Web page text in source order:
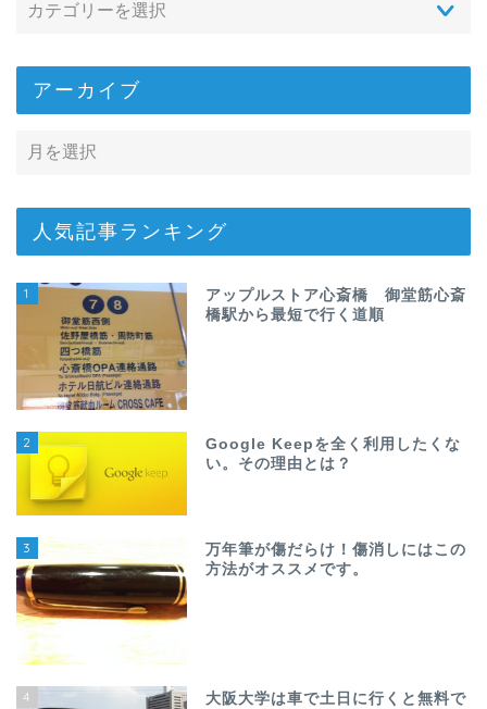
アーカイブ
人気記事ランキング
1
アップルストア心斎橋 御堂筋心斎
橋駅から最短で行く道順
2
Google Keepを全く利用したくな
い。その理由とは？
3
万年筆が傷だらけ！傷消しにはこの
方法がオススメです。
4
大阪大学は車で土日に行くと無料で